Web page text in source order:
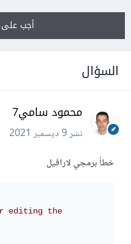
أجب على
السؤال
محمود سامي7
نشر9 ديسمبر 2021
خطأ برمجي لارافيل